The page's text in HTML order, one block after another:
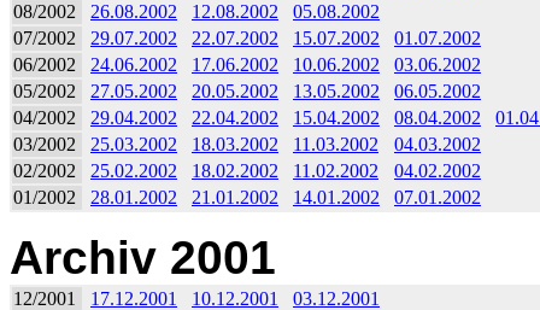
08/2002
26.08.2002 12.08.2002
05.08.2002
07/2002
29.07.2002 22.07.2002 15.07.2002
01.07.2002
06/2002
24.06.2002 17.06.2002 10.06.2002
03.06.2002
05/2002
27.05.2002 20.05.2002 13.05.2002
06.05.2002
04/2002
29.04.2002 22.04.2002 15.04.2002 08.04.2002
03/2002
25.03.2002 18.03.2002 11.03.2002
04.03.2002
02/2002
25.02.2002 18.02.2002 11.02.2002
04.02.2002
01/2002
28.01.2002 21.01.2002 14.01.2002 07.01.2002
Archiv 2001
12/2001 17.12.2001 10.12.2001
03.12.2001